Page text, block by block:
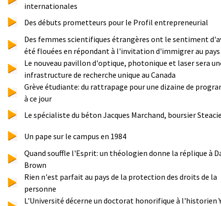
internationales
Des débuts prometteurs pour le Profil entrepreneurial
Des femmes scientifiques étrangères ont le sentiment
été flouées en répondant à l'invitation d'immigrer au pays
Le nouveau pavillon d'optique, photonique et laser sera
infrastructure de recherche unique au Canada
Grève étudiante: du rattrapage pour une dizaine de
à ce jour
Le spécialiste du béton Jacques Marchand, boursier
Un pape sur le campus en 1984
Quand souffle l'Esprit: un théologien donne la réplique à
Brown
Rien n'est parfait au pays de la protection des droits de la
personne
L'Université décerne un doctorat honorifique à l'historien